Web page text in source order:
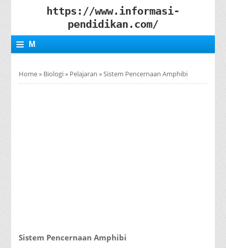
https://www.informasi-
pendidikan.com/
≡ M
Home» Biologi» Pelajaran »Sistem Pencernaan Amphibi
Sistem Pencernaan Amphibi